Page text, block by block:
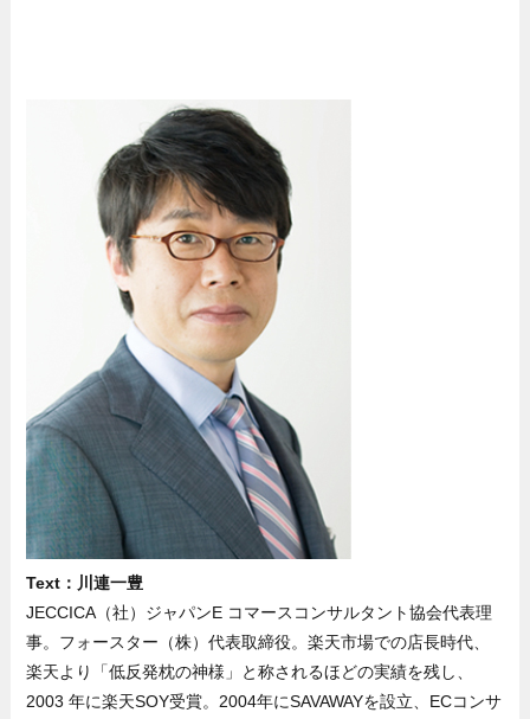
Text：川連一豊
JECCICA（社）ジャパンE コマースコンサルタント協会代表理
事。フォースター（株）代表取締役。楽天市場での店長時代、
楽天より「低反発枕の神様」と称されるほどの実績を残し、
2003 年に楽天SOY受賞。2004年にSAVAWAYを設立、ECコンサ